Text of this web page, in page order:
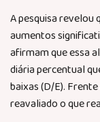
A pesquisa revelou
aumentos
afirmam que essa
diária percentual
baixas (D/E).
reavaliado o que